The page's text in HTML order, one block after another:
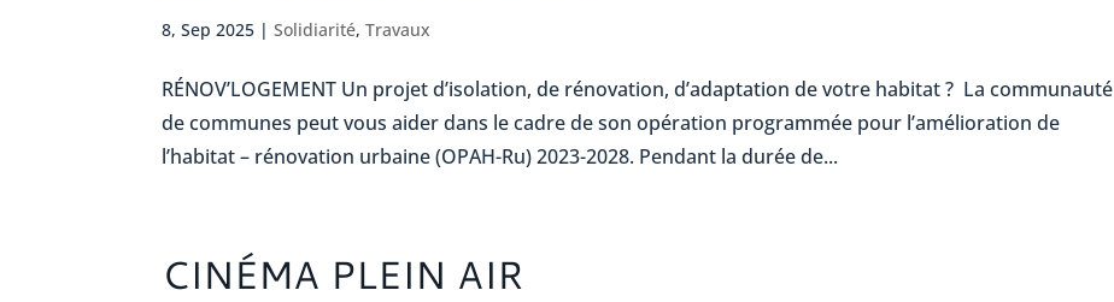
8, Sep 2025 |Solidiarité,Travaux
RÉNOV’LOGEMENT Un projet d’isolation, de rénovation, d’adaptation de votre habitat ? La communauté
de communes peut vous aider dans le cadre de son opération programmée pour l’amélioration de
l’habitat – rénovation urbaine (OPAH-Ru) 2023-2028. Pendant la durée de...
CINÉMA PLEIN AIR